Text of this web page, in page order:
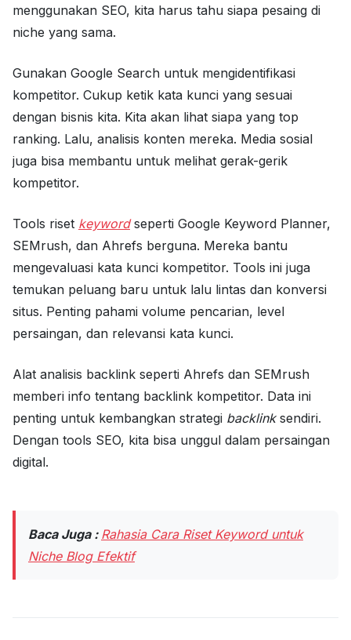
menggunakan SEO, kita harus tahu siapa pesaing di
niche yang sama.
Gunakan Google Search untuk mengidentifikasi
kompetitor. Cukup ketik kata kunci yang sesuai
dengan bisnis kita. Kita akan lihat siapa yang top
ranking. Lalu, analisis konten mereka. Media sosial
juga bisa membantu untuk melihat gerak-gerik
kompetitor.
Tools riset keywordseperti Google Keyword Planner,
SEMrush, dan Ahrefs berguna. Mereka bantu
mengevaluasi kata kunci kompetitor. Tools ini juga
temukan peluang baru untuk lalu lintas dan konversi
situs. Penting pahami volume pencarian, level
persaingan, dan relevansi kata kunci.
Alat analisis backlink seperti Ahrefs dan SEMrush
memberi info tentang backlink kompetitor. Data ini
penting untuk kembangkan strategi backlinksendiri.
Dengan tools SEO, kita bisa unggul dalam persaingan
digital.
Baca Juga : Rahasia Cara Riset Keyword untuk
Niche Blog Efektif